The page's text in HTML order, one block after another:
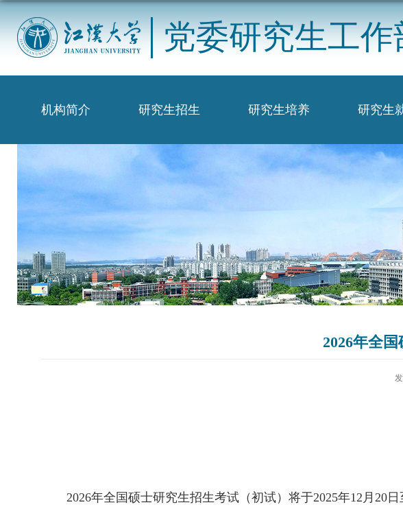
党委研究生工
机构简介 研究生招生 研究生培养 研究生
2026年全
2026年全国硕士研究生招生考试（初试）将于2025年12 月20